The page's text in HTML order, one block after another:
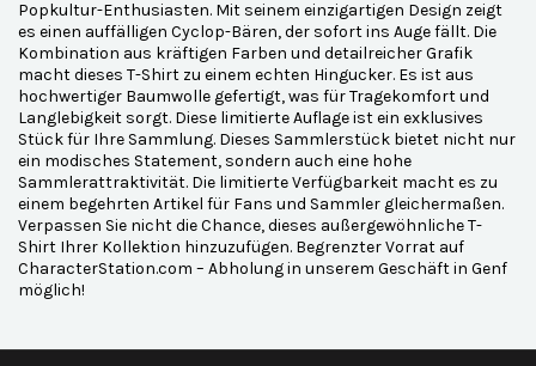
Popkultur-Enthusiasten. Mit seinem einzigartigen Design zeigt
es einen auffälligen Cyclop-Bären, der sofort ins Auge fällt. Die
Kombination aus kräftigen Farben und detailreicher Grafik
macht dieses T-Shirt zu einem echten Hingucker. Es ist aus
hochwertiger Baumwolle gefertigt, was für Tragekomfort und
Langlebigkeit sorgt. Diese limitierte Auflage ist ein exklusives
Stück für Ihre Sammlung. Dieses Sammlerstück bietet nicht nur
ein modisches Statement, sondern auch eine hohe
Sammlerattraktivität. Die limitierte Verfügbarkeit macht es zu
einem begehrten Artikel für Fans und Sammler gleichermaßen.
Verpassen Sie nicht die Chance, dieses außergewöhnliche T-
Shirt Ihrer Kollektion hinzuzufügen. Begrenzter Vorrat auf
CharacterStation.com – Abholung in unserem Geschäft in Genf
möglich!